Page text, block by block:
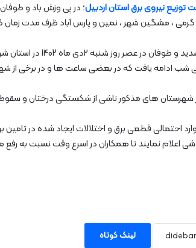
توزیع نیروی برق استان اردبیل؛ در پی وزش باد و
گرمی ، مشگین شهر ، نمین و پارس آباد ظرف مدت
معاون بهره برداری و دیسپاچینگ شرکت گفت : وزش باد شدید و طوفان در عصر
شب ادامه یافت که در بعضی ساعت ها و در برخی از
شهرستان های مذکور ناشی از شکستگی درختان و سقوط
قطعی برق و اختلالات ایجاد شده در تامین
اعلام نمایند تا همکاران در اسرع وقت نسبت به
لینک کوتاه